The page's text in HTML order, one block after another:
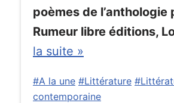
poèmes de l’anthologie
Rumeur libre éditions,
la suite »
#A la une #Littérature
contemporaine